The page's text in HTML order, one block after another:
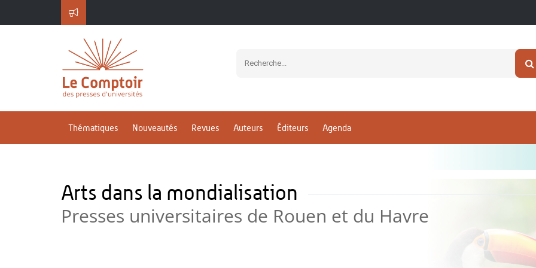
Thématiques Nouveautés Revues Auteurs Éditeurs Agenda
Arts dans la mondialisation
Presses universitaires de Rouen et du Havre